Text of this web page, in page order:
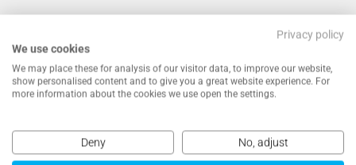
NEEM CONTACT MET ONS OP VOOR EEN
VRIJBLIJVENDE OFFERTE
Privacy policy
We use cookies
We may place these for analysis of our visitor data, to improve our website,
show personalised content and to give you a great website experience. For
more information about the cookies we use open the settings.
Deny No, adjust